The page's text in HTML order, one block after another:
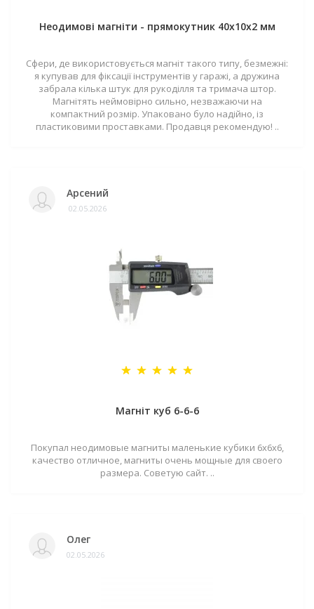
Неодимові магніти - прямокутник 40x10x2 мм
Сфери, де використовується магніт такого типу, безмежні:
я купував для фіксації інструментів у гаражі, а дружина
забрала кілька штук для рукоділля та тримача штор.
Магнітять неймовірно сильно, незважаючи на
компактний розмір. Упаковано було надійно, із
пластиковими проставками. Продавця рекомендую! ..
Арсений
02.05.2026
Магніт куб 6-6-6
Покупал неодимовые магниты маленькие кубики 6х6х6,
качество отличное, магниты очень мощные для своего
размера. Советую сайт. ..
Олег
02.05.2026